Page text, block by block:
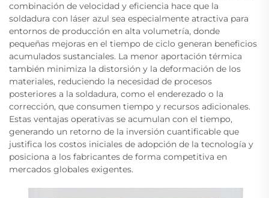
combinación de velocidad y eficiencia hace que la
soldadura con láser azul sea especialmente atractiva para
entornos de producción en alta volumetría, donde
pequeñas mejoras en el tiempo de ciclo generan beneficios
acumulados sustanciales. La menor aportación térmica
también minimiza la distorsión y la deformación de los
materiales, reduciendo la necesidad de procesos
posteriores a la soldadura, como el enderezado o la
corrección, que consumen tiempo y recursos adicionales.
Estas ventajas operativas se acumulan con el tiempo,
generando un retorno de la inversión cuantificable que
justifica los costos iniciales de adopción de la tecnología y
posiciona a los fabricantes de forma competitiva en
mercados globales exigentes.